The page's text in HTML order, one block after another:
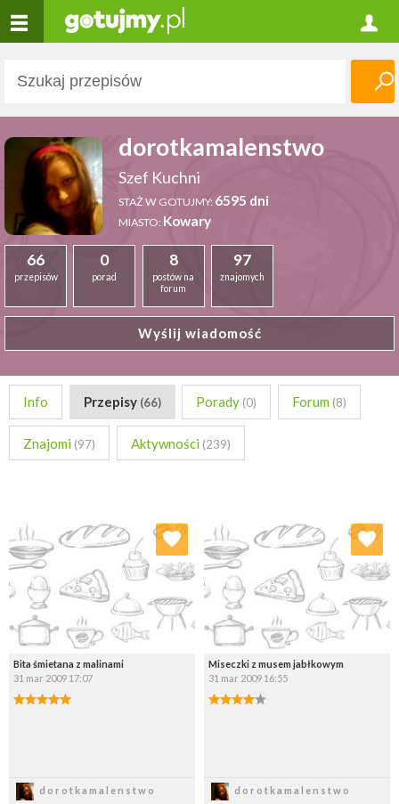
dorotkamalenstwo
Szef Kuchni
STAŻ W GOTUJMY: 6595 dni
MIASTO: Kowary
66
przepisów
0
porad
8
postów na
forum
97
znajomych
Wyślij wiadomość
Info Przepisy (66) Porady (0) Forum (8)
Znajomi (97) Aktywności (239)
Bita śmietana z malinami
31 mar 2009 17:07
dorotkamalenstwo
Dodaj do ulubionych
Wybierz listę:
Miseczki z musem jabłkowym
31 mar 2009 16:55
dorotkamalenstwo
Dodaj do ulubionych
Wybierz listę: